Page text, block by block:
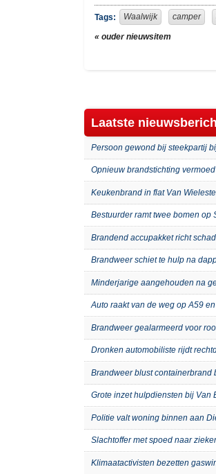
Tags: Waalwijk camper
« ouder nieuwsitem
Laatste
Persoon gewond bij steekpartij
Opnieuw brandstichting
Keukenbrand in flat Van
Bestuurder ramt twee bomen
Brandend accupakket richt
Brandweer schiet te hulp na
Minderjarige aangehouden na
Auto raakt van de weg op A59
Brandweer gealarmeerd voor
Dronken automobiliste rijdt
Brandweer blust
Grote inzet hulpdiensten bij
Politie valt woning binnen aan
Slachtoffer met spoed naar
Klimaatactivisten bezetten